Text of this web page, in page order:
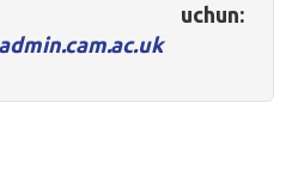
uchun: